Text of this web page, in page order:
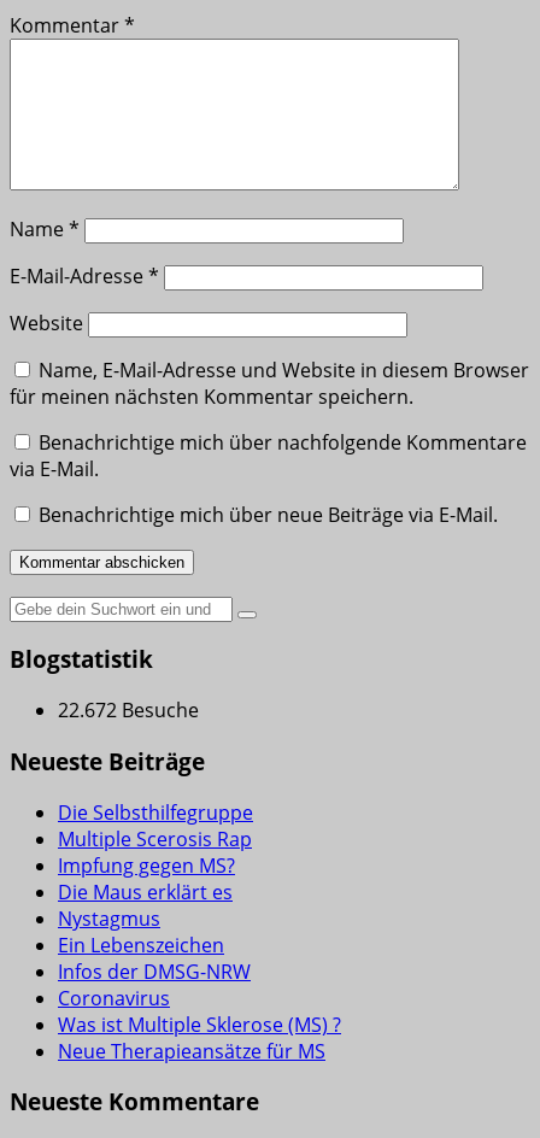
Kommentar*
Name*
E-Mail-Adresse*
Website
Name, E-Mail-Adresse und Website in diesem Browser
für meinen nächsten Kommentar speichern.
Benachrichtige mich über nachfolgende Kommentare
via E-Mail.
Benachrichtige mich über neue Beiträge via E-Mail.
Suche
Blogstatistik
22.672 Besuche
Neueste Beiträge
Die Selbsthilfegruppe
Multiple Scerosis Rap
Impfung gegen MS?
Die Maus erklärt es
Nystagmus
Ein Lebenszeichen
Infos der DMSG-NRW
Coronavirus
Was ist Multiple Sklerose (MS) ?
Neue Therapieansätze für MS
Neueste Kommentare